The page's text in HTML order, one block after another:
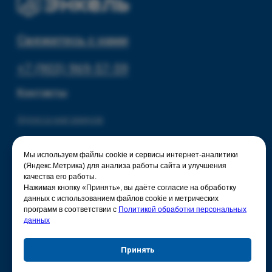
Мы используем файлы cookie и сервисы интернет-аналитики
(Яндекс.Метрика) для анализа работы сайта и улучшения
качества его работы.
Нажимая кнопку «Принять», вы даёте согласие на обработку
данных с использованием файлов cookie и метрических
программ в соответствии с Политикой обработки персональных
данных
Принять
Политика конфиденциальности